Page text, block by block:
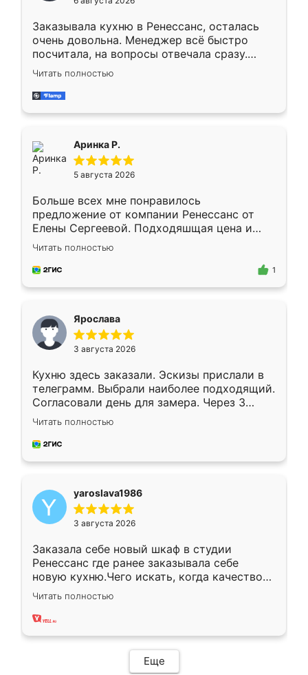
мебели буду заказывать только здесь.
Заказывала кухню в Ренессанс, осталась
очень довольна. Менеджер всё быстро
посчитала, на вопросы отвечала сразу.
Замерщик приехал в субботу, подошёл к
делу со всей ответственностью. Собрали
за день, ребята работали аккуратно, даже
Читать полностью
Аринка Р.
5 августа 2026
Больше всех мне понравилось
предложение от компании Ренессанс от
Елены Сергеевой. Подходяшщая цена и
короткие сроки изготовления. Приехавший
для замера сотрудник Владислав
предложил по моему эскизу самый
Читать полностью
1
Ярослава
3 августа 2026
Кухню здесь заказали. Эскизы прислали в
телеграмм. Выбрали наиболее подходящий.
Согласовали день для замера. Через 3
недели кухня была уже готова. Остались
довольны работой. Спасибо Ренессанс
мебель за качественную работу!
Читать полностью
yaroslava1986
3 августа 2026
Заказала себе новый шкаф в студии
Ренессанс где ранее заказывала себе
новую кухню.Чего искать, когда качеством
вполне довольна. Служит кухня уже почти
два года, нареканий нет.
Читать полностью
Еще